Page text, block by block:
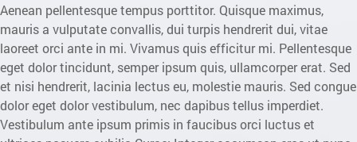
Aenean pellentesque tempus porttitor. Quisque maximus,
mauris a vulputate convallis, dui turpis hendrerit dui, vitae
laoreet orci ante in mi. Vivamus quis efficitur mi. Pellentesque
eget dolor tincidunt, semper ipsum quis, ullamcorper erat. Sed
et nisi hendrerit, lacinia lectus eu, molestie mauris. Sed congue
dolor eget dolor vestibulum, nec dapibus tellus imperdiet.
Vestibulum ante ipsum primis in faucibus orci luctus et